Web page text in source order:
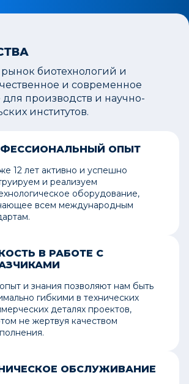
биотехнологий и
и современное
производств и научно-
институтов.
ОПЫТ
12 лет активно и успешно
и реализуем
оборудование,
всем международным
В РАБОТЕ С
и знания позволяют нам быть
гибкими в технических
деталях проектов,
не жертвуя качеством
ОБСЛУЖИВАНИЕ